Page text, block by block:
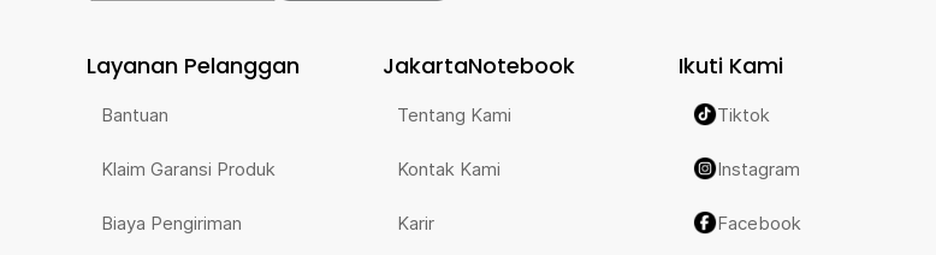
Layanan Pelanggan
Bantuan
Klaim Garansi Produk
Biaya Pengiriman
JakartaNotebook
Tentang Kami
Kontak Kami
Karir
Ikuti Kami
Tiktok
Instagram
Facebook